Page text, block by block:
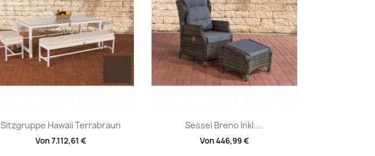
Sitzgruppe Hawaii Terrabraun
Von7.112,61 €
 Vorschau Sessel Breno Inkl....
Von446,99 €
Vorschau